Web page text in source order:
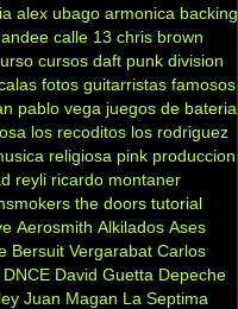
alex ubago armonica backing
calle 13 chris brown
cursos daft punk division
fotos guitarristas famosos
pablo vega juegos de bateria
los recoditos los rodriguez
religiosa pink produccion
reyli ricardo montaner
the doors tutorial
Aerosmith Alkilados Ases
Bersuit Vergarabat Carlos
DNCE David Guetta Depeche
Juan Magan La Septima